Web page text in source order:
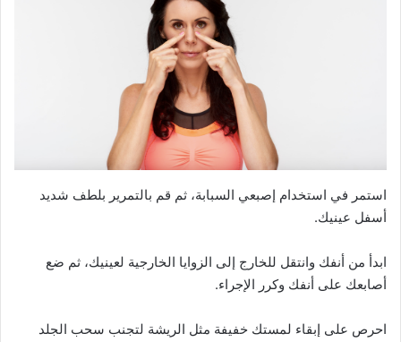
استمر في استخدام إصبعي السبابة، ثم قم بالتمرير بلطف شديد
أسفل عينيك.
ابدأ من أنفك وانتقل للخارج إلى الزوايا الخارجية لعينيك، ثم ضع
أصابعك على أنفك وكرر الإجراء.
احرص على إبقاء لمستك خفيفة مثل الريشة لتجنب سحب الجلد